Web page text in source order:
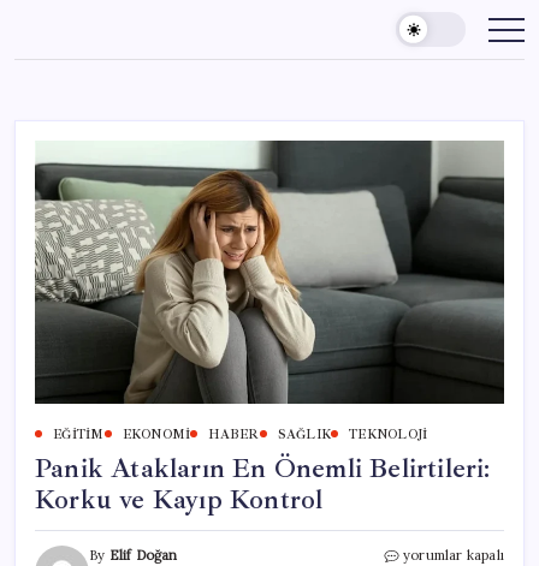
content
EĞITIM EKONOMI HABER SAĞLIK TEKNOLOJI
Panik Atakların En Önemli Belirtileri:
Korku ve Kayıp Kontrol
By Elif Doğan
Panik
yorumlar kapalı